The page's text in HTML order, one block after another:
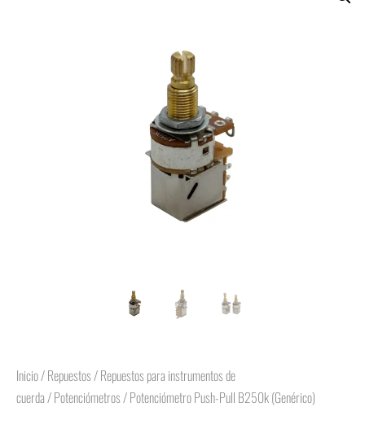
Inicio/Repuestos/Repuestos para instrumentos de
cuerda/Potenciómetros/ Potenciómetro Push-Pull B250k (Genérico)